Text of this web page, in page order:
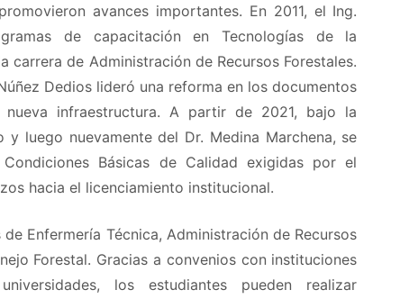
avances importantes. En 2011, el Ing.
de capacitación en Tecnologías de la
de Administración de Recursos Forestales.
Dedios lideró una reforma en los documentos
infraestructura. A partir de 2021, bajo la
luego nuevamente del Dr. Medina Marchena, se
Básicas de Calidad exigidas por el
hacia el licenciamiento institucional.
Enfermería Técnica, Administración de Recursos
Forestal. Gracias a convenios con instituciones
los estudiantes pueden realizar